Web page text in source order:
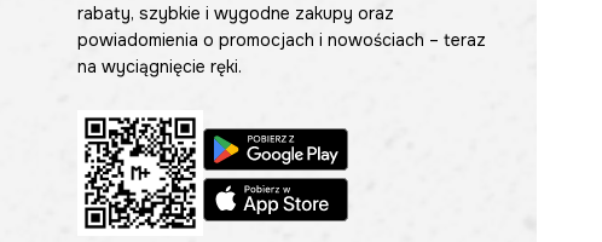
rabaty, szybkie i wygodne zakupy oraz
powiadomienia o promocjach i nowościach – teraz
na wyciągnięcie ręki.